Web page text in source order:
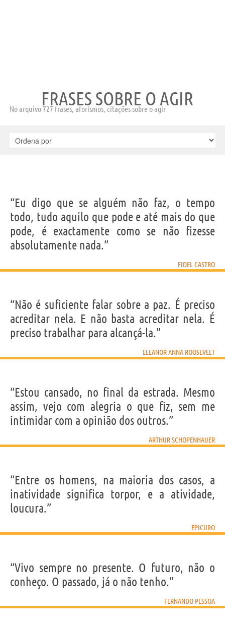
FRASES SOBRE O AGIR
No arquivo 727 frases, aforismos, citações sobre o agir
“Eu digo que se alguém não faz, o tempo
todo, tudo aquilo que pode e até mais do que
pode, é exactamente como se não fizesse
absolutamente nada.”
FIDEL CASTRO
“Não é suficiente falar sobre a paz. É preciso
acreditar nela. E não basta acreditar nela. É
preciso trabalhar para alcançá-la.”
ELEANOR ANNA ROOSEVELT
“Estou cansado, no final da estrada. Mesmo
assim, vejo com alegria o que fiz, sem me
intimidar com a opinião dos outros.”
ARTHUR SCHOPENHAUER
“Entre os homens, na maioria dos casos, a
inatividade significa torpor, e a atividade,
loucura.”
EPICURO
“Vivo sempre no presente. O futuro, não o
conheço. O passado, já o não tenho.”
FERNANDO PESSOA